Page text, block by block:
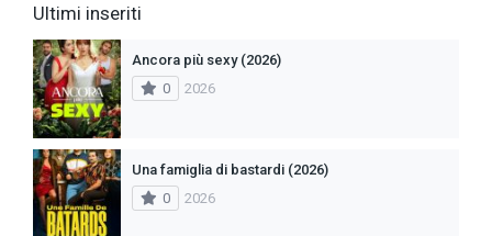
Ultimi inseriti
Ancora più sexy (2026)
0
2026
Una famiglia di bastardi (2026)
0
2026